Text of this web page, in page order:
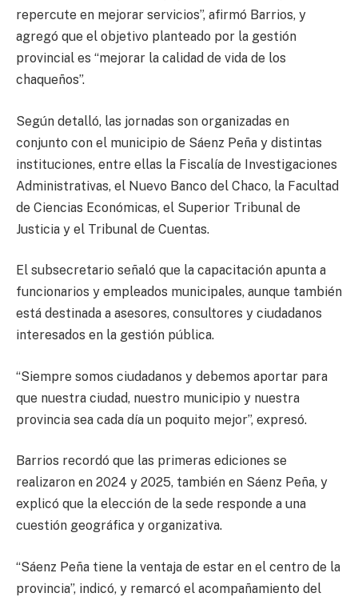
repercute en mejorar servicios”, afirmó Barrios, y
agregó que el objetivo planteado por la gestión
provincial es “mejorar la calidad de vida de los
chaqueños”.
Según detalló, las jornadas son organizadas en
conjunto con el municipio de Sáenz Peña y distintas
instituciones, entre ellas la Fiscalía de Investigaciones
Administrativas, el Nuevo Banco del Chaco, la Facultad
de Ciencias Económicas, el Superior Tribunal de
Justicia y el Tribunal de Cuentas.
El subsecretario señaló que la capacitación apunta a
funcionarios y empleados municipales, aunque también
está destinada a asesores, consultores y ciudadanos
interesados en la gestión pública.
“Siempre somos ciudadanos y debemos aportar para
que nuestra ciudad, nuestro municipio y nuestra
provincia sea cada día un poquito mejor”, expresó.
Barrios recordó que las primeras ediciones se
realizaron en 2024 y 2025, también en Sáenz Peña, y
explicó que la elección de la sede responde a una
cuestión geográfica y organizativa.
“Sáenz Peña tiene la ventaja de estar en el centro de la
provincia”, indicó, y remarcó el acompañamiento del